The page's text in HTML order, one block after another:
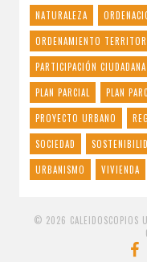
NATURALEZA
ORDENAMIENTO
PARTICIPACIÓN CIUDADANA
PLAN PARCIAL
PLAN
PROYECTO URBANO
SOCIEDAD
URBANISMO
VIVIENDA
© 2026 CALEIDOSCOPIOS